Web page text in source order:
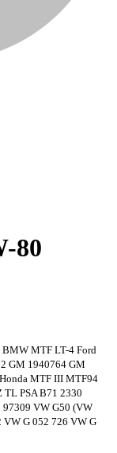
80
BMW MTF LT-4 Ford
GM 1940764 GM
Honda MTF III MTF94
TLPSA B71 2330
97309 VW G50 (VW
VW G 052 726 VW G